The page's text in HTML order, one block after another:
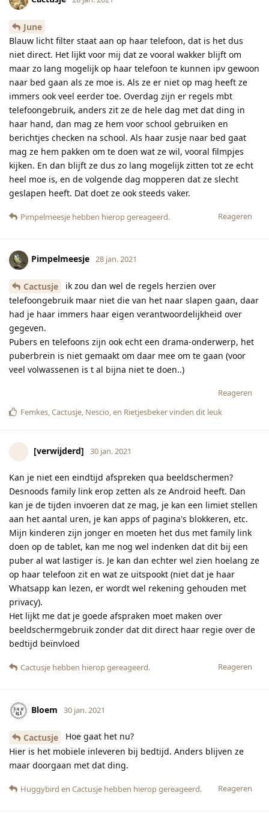
June
Blauw licht filter staat aan op haar telefoon, dat is het dus
niet direct. Het lijkt voor mij dat ze vooral wakker blijft om
maar zo lang mogelijk op haar telefoon te kunnen ipv gewoon
naar bed gaan als ze moe is. Als ze er niet op mag heeft ze
immers ook veel eerder toe. Overdag zijn er regels mbt
telefoongebruik, anders zit ze de hele dag met dat ding in
haar hand, dan mag ze hem voor school gebruiken en
berichtjes checken na school. Als haar zusje naar bed gaat
mag ze hem pakken om te doen wat ze wil, vooral filmpjes
kijken. En dan blijft ze dus zo lang mogelijk zitten tot ze echt
heel moe is, en de volgende dag mopperen dat ze slecht
geslapen heeft. Dat doet ze ook steeds vaker.
Reageren
Pimpelmeesje hebben hierop gereageerd.
Pimpelmeesje 28 jan. 2021
Cactusje
ik zou dan wel de regels herzien over
telefoongebruik maar niet die van het naar slapen gaan, daar
had je haar immers haar eigen verantwoordelijkheid over
gegeven.
Pubers en telefoons zijn ook echt een drama-onderwerp, het
puberbrein is niet gemaakt om daar mee om te gaan (voor
veel volwassenen is t al bijna niet te doen..)
Reageren
Femkes,Cactusje, Nescio, en Rietjesbekervinden dit leuk
[verwijderd] 30 jan. 2021
Kan je niet een eindtijd afspreken qua beeldschermen?
Desnoods family link erop zetten als ze Android heeft. Dan
kan je de tijden invoeren dat ze mag, je kan een limiet stellen
aan het aantal uren, je kan apps of pagina's blokkeren, etc.
Mijn kinderen zijn jonger en moeten het dus met family link
doen op de tablet, kan me nog wel indenken dat dit bij een
puber al wat lastiger is. Je kan dan echter wel zien hoelang ze
op haar telefoon zit en wat ze uitspookt (niet dat je haar
Whatsapp kan lezen, er wordt wel rekening gehouden met
privacy).
Het lijkt me dat je goede afspraken moet maken over
beeldschermgebruik zonder dat dit direct haar regie over de
bedtijd beïnvloed
Reageren
Cactusje hebben hierop gereageerd.
Bloem 30 jan. 2021
Cactusje
Hoe gaat het nu?
Hier is het mobiele inleveren bij bedtijd. Anders blijven ze
maar doorgaan met dat ding.
Reageren
Huggybird en Cactusje hebben hierop gereageerd.